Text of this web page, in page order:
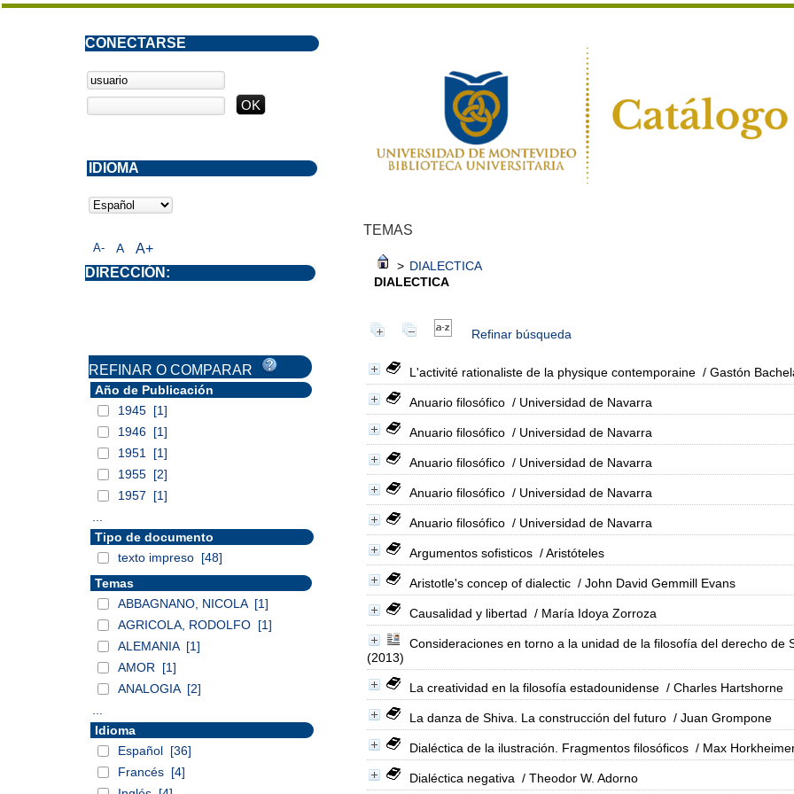
TEMAS
> DIALECTICA
DIALECTICA
Refinar búsqueda
L'activité rationaliste de la physique contemporaine / Gastón
Anuario filosófico / Universidad de Navarra
Anuario filosófico / Universidad de Navarra
Anuario filosófico / Universidad de Navarra
Anuario filosófico / Universidad de Navarra
Anuario filosófico / Universidad de Navarra
Argumentos sofisticos / Aristóteles
Aristotle's concep of dialectic / John David Gemmill Evans
Causalidad y libertad / María Idoya Zorroza
Consideraciones en torno a la unidad de la filosofía del derecho de
(2013)
La creatividad en la filosofía estadounidense / Charles Hartshorne
La danza de Shiva. La construcción del futuro / Juan Grompone
Dialéctica de la ilustración. Fragmentos filosóficos / Max
Dialéctica negativa / Theodor W. Adorno
A- A A+
CONECTARSE
DIRECCIÓN:
IDIOMA
REFINAR O COMPARAR
Año de Publicación
1945 [1]
1946 [1]
1951
[1]
1955 [2]
1957
[1]
Tipo de documento
texto impreso [48]
Temas
ABBAGNANO, NICOLA [1]
AGRICOLA, RODOLFO [1]
ALEMANIA [1]
AMOR
[1]
ANALOGIA [2]
Idioma
Español [36]
Francés [4]